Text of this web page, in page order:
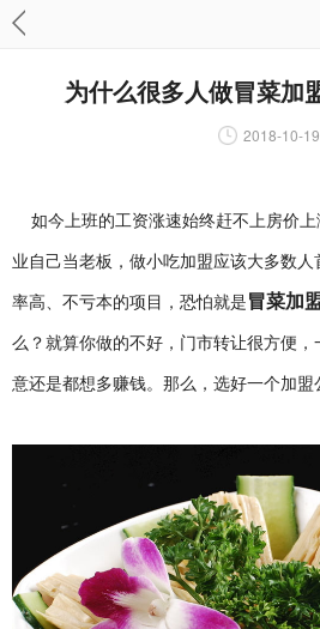
为什么很多人做冒菜加
2018-10-19
如今上班的工资涨速始终赶不上房价上
业自己当老板，做小吃加盟应该大多数
率高、不亏本的项目，恐怕就是 冒菜加
么？就算你做的不好，门市转让很方便
意还是都想多赚钱。那么，选好一